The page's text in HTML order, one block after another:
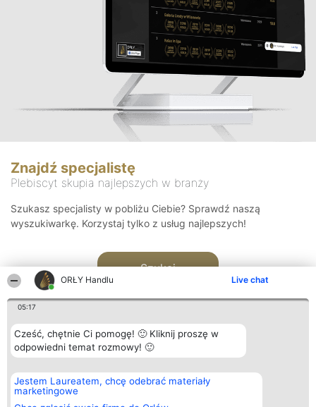
ORŁY Handlu Live chat
05:17
Cześć, chętnie Ci pomogę! 🙂 Kliknij proszę w
odpowiedni temat rozmowy! 🙂
Jestem Laureatem, chcę odebrać materiały
marketingowe
Znajdź specjalistę
Plebiscyt skupia najlepszych w branży
Szukasz specjalisty w pobliżu Ciebie? Sprawdź naszą
wyszukiwarkę. Korzystaj tylko z usług najlepszych!
Szukaj
Organizator plebiscytu
Bright Side Solutions sp. z o.
o. sp. k.
ul. Ruska 22
Plebiscyt
Laureaci
wszystkich
Kontakt
Kontakt